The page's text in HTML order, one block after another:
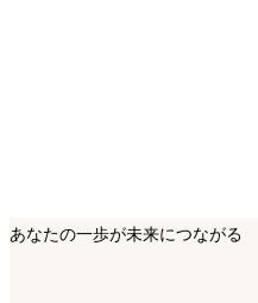
あなたの一歩が未来につながる